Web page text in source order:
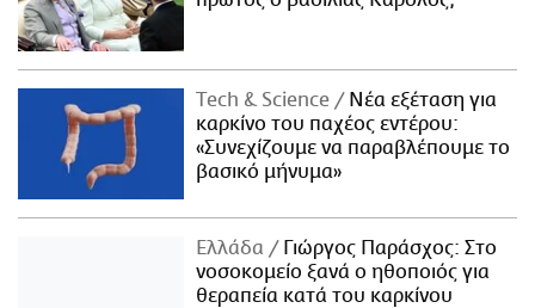
Τech & Science
Νέα εξέταση για
καρκίνο του παχέος εντέρου:
«Συνεχίζουμε να παραβλέπουμε το
βασικό μήνυμα»
Ελλάδα
Γιώργος Παράσχος: Στο
νοσοκομείο ξανά ο ηθοποιός για
θεραπεία κατά του καρκίνου